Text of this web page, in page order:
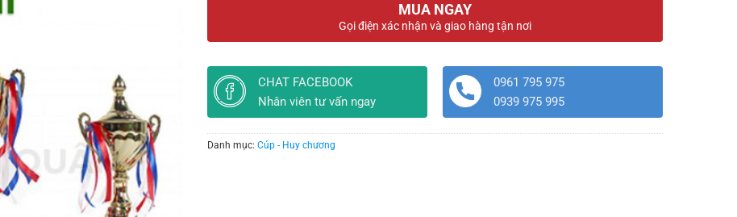
MUA NGAY
Gọi điện xác nhận và giao hàng tận nơi
CHAT FACEBOOK
Nhân viên tư vấn ngay
0961 795 975
0939 975 995
Danh mục: Cúp - Huy chương